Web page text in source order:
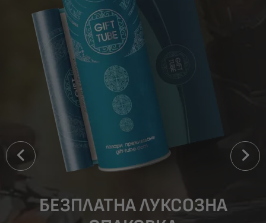
БЕЗПЛАТНА ЛУКСОЗНА